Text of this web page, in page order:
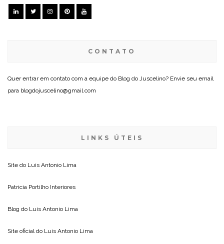
CONTATO
Quer entrar em contato com a equipe do Blog do Juscelino? Envie seu email
para blogdojuscelino@gmail.com
LINKS ÚTEIS
Site do Luis Antonio Lima
Patricia Portilho Interiores
Blog do Luis Antonio Lima
Site oficial do Luis Antonio Lima